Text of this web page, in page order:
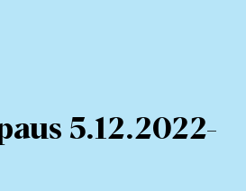
5.12.2022-